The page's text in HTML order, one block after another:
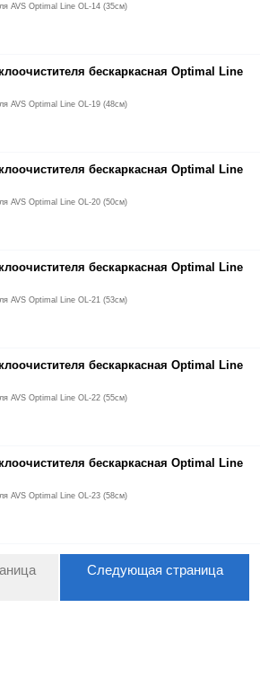
AVS Optimal Line OL-14 (35см)
бескаркасная Optimal Line
AVS Optimal Line OL-19 (48см)
бескаркасная Optimal Line
AVS Optimal Line OL-20 (50см)
бескаркасная Optimal Line
AVS Optimal Line OL-21 (53см)
бескаркасная Optimal Line
AVS Optimal Line OL-22 (55см)
бескаркасная Optimal Line
AVS Optimal Line OL-23 (58см)
Следующая страница